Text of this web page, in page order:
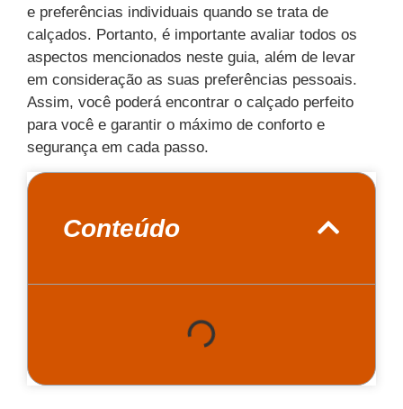
e preferências individuais quando se trata de
calçados. Portanto, é importante avaliar todos os
aspectos mencionados neste guia, além de levar
em consideração as suas preferências pessoais.
Assim, você poderá encontrar o calçado perfeito
para você e garantir o máximo de conforto e
segurança em cada passo.
Conteúdo